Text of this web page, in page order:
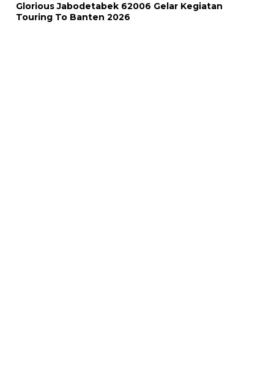
Glorious Jabodetabek 62006 Gelar Kegiatan
Touring To Banten 2026